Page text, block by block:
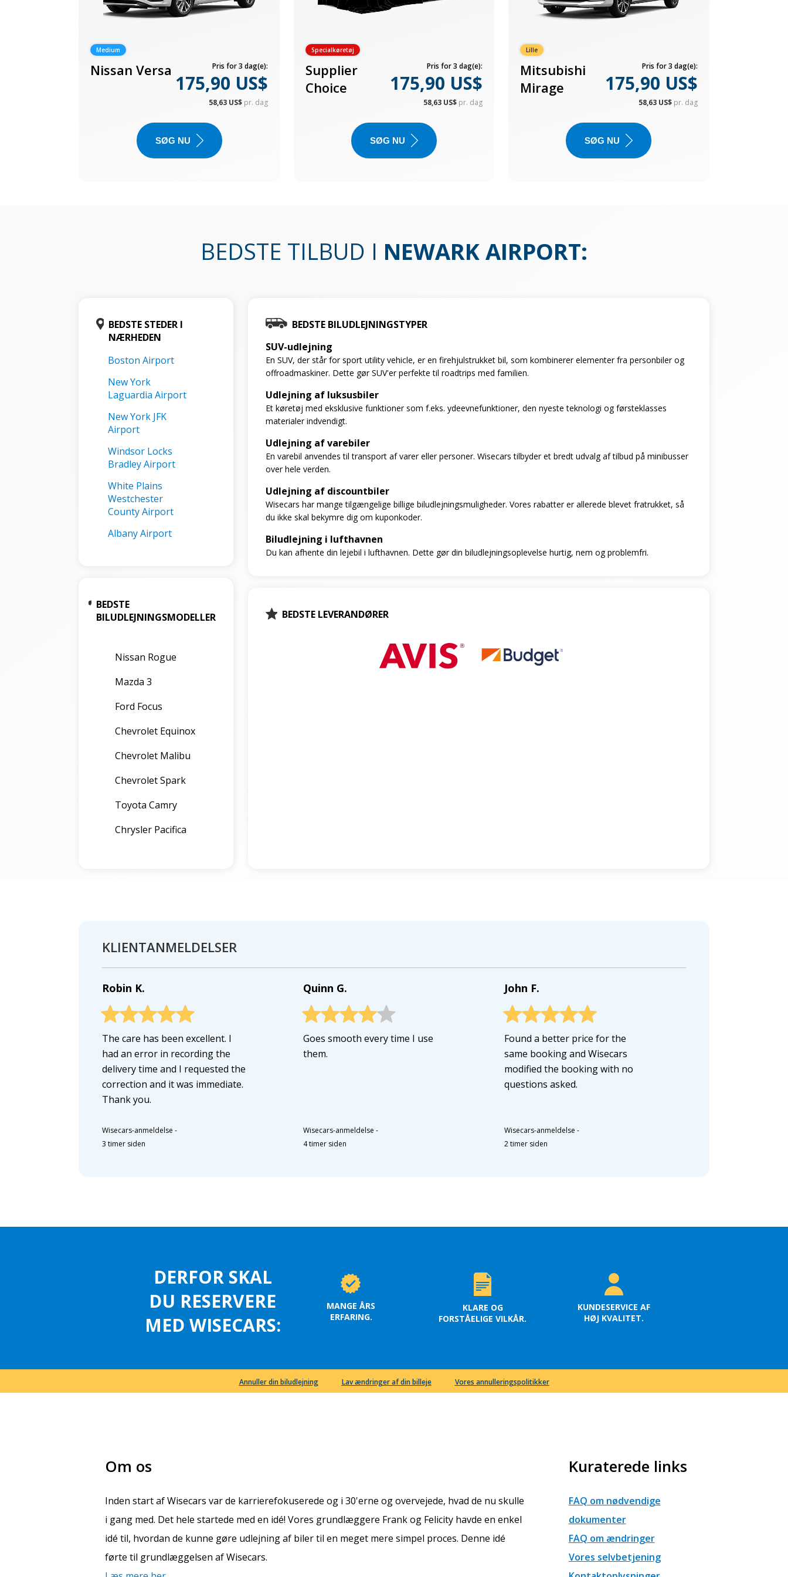
Medium
Nissan Versa Pris for 3 dag(e):
175,90 US$
58,63 US$ pr. dag
SØG NU
Specialkøretøj
Supplier
Choice
Pris for 3 dag(e):
175,90 US$
58,63 US$ pr. dag
SØG NU
Lille
Mitsubishi
Mirage
Pris for 3 dag(e):
175,90 US$
58,63 US$ pr. dag
SØG NU
BEDSTE TILBUD I NEWARK AIRPORT:
BEDSTE STEDER I
NÆRHEDEN
Boston Airport
New York
Laguardia Airport
New York JFK
Airport
Windsor Locks
Bradley Airport
White Plains
Westchester
County Airport
Albany Airport
BEDSTE
BILUDLEJNINGSMODELLER
Nissan Rogue
Mazda 3
Ford Focus
Chevrolet Equinox
Chevrolet Malibu
Chevrolet Spark
Toyota Camry
Chrysler Pacifica
BEDSTE BILUDLEJNINGSTYPER
SUV-udlejning
En SUV, der står for sport utility vehicle, er en firehjulstrukket bil, som kombinerer elementer fra personbiler og
offroadmaskiner. Dette gør SUV'er perfekte til roadtrips med familien.
Udlejning af luksusbiler
Et køretøj med eksklusive funktioner som f.eks. ydeevnefunktioner, den nyeste teknologi og førsteklasses
materialer indvendigt.
Udlejning af varebiler
En varebil anvendes til transport af varer eller personer. Wisecars tilbyder et bredt udvalg af tilbud på minibusser
over hele verden.
Udlejning af discountbiler
Wisecars har mange tilgængelige billige biludlejningsmuligheder. Vores rabatter er allerede blevet fratrukket, så
du ikke skal bekymre dig om kuponkoder.
Biludlejning i lufthavnen
Du kan afhente din lejebil i lufthavnen. Dette gør din biludlejningsoplevelse hurtig, nem og problemfri.
BEDSTE LEVERANDØRER
KLIENTANMELDELSER
Robin K.
The care has been excellent. I
had an error in recording the
delivery time and I requested the
correction and it was immediate.
Thank you.
Wisecars-anmeldelse -
3 timer siden
Quinn G.
Goes smooth every time I use
them.
Wisecars-anmeldelse -
4 timer siden
John F.
Found a better price for the
same booking and Wisecars
modified the booking with no
questions asked.
Wisecars-anmeldelse -
2 timer siden
DERFOR SKAL
DU RESERVERE
MED WISECARS:
MANGE ÅRS
ERFARING.
KLARE OG
FORSTÅELIGE VILKÅR.
KUNDESERVICE AF
HØJ KVALITET.
Annuller din biludlejning Lav ændringer af din billeje Vores annulleringspolitikker
Om os
Inden start af Wisecars var de karrierefokuserede og i 30'erne og overvejede, hvad de nu skulle
i gang med. Det hele startede med en idé! Vores grundlæggere Frank og Felicity havde en enkel
idé til, hvordan de kunne gøre udlejning af biler til en meget mere simpel proces. Denne idé
førte til grundlæggelsen af Wisecars.
Kuraterede links
FAQ om nødvendige
dokumenter
FAQ om ændringer
Vores selvbetjening